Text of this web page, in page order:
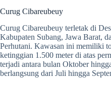
Curug Cibareubeuy
Curug Cibareubeuy terletak di
Kabupaten Subang, Jawa Barat,
Perhutani. Kawasan ini memiliki
ketinggian 1.500 meter di atas
terjadi antara bulan Oktober
berlangsung dari Juli hingga